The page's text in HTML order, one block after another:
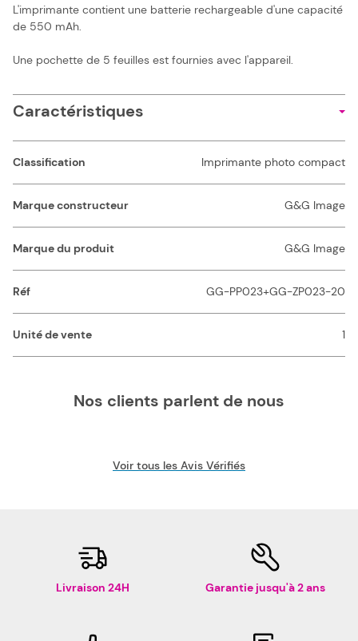
L'imprimante contient une batterie rechargeable d'une capacité
de 550 mAh.
Une pochette de 5 feuilles est fournies avec l'appareil.
Caractéristiques
Classification Imprimante photo compact
Marque constructeur G&G Image
Marque du produit G&G Image
Réf GG-PP023+GG-ZP023-20
Unité de vente 1
Nos clients parlent de nous
Voir tous les Avis Vérifiés
Livraison 24H Garantie jusqu'à 2 ans